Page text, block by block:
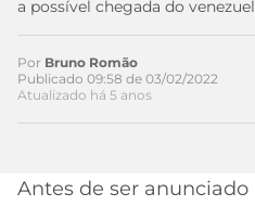
SITES
DE
APOSTAS
2026
BETBOOM
TIMES
MEU
TIME
PALMEIRAS
CAMPEONATOS
SÉRIE
ESPORTIVA
a possível chegada do
Por Bruno Romão
Publicado 09:58 de 03/02/2022
Atualizado há 5 anos
Antes de ser anunciado